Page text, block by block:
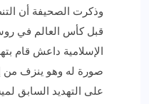
وذكرت الصحيفة أن
الإسلامية داعش قام
صورة له وهو ينزف من
على التهديد السابق